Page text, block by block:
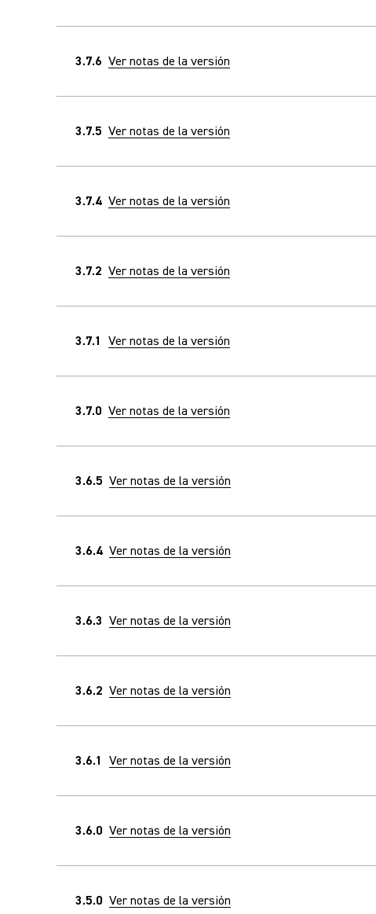
3.7.6 Ver notas de la versión
3.7.5 Ver notas de la versión
3.7.4 Ver notas de la versión
3.7.2 Ver notas de la versión
3.7.1 Ver notas de la versión
3.7.0 Ver notas de la versión
3.6.5 Ver notas de la versión
3.6.4 Ver notas de la versión
3.6.3 Ver notas de la versión
3.6.2 Ver notas de la versión
3.6.1 Ver notas de la versión
3.6.0 Ver notas de la versión
3.5.0 Ver notas de la versión